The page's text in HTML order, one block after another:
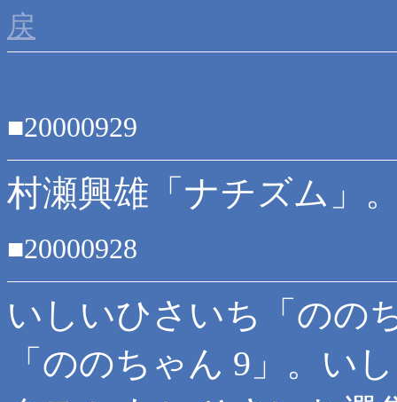
戻
■20000929
村瀬興雄「ナチズム」
■20000928
いしいひさいち「のの
「ののちゃん 9」。い